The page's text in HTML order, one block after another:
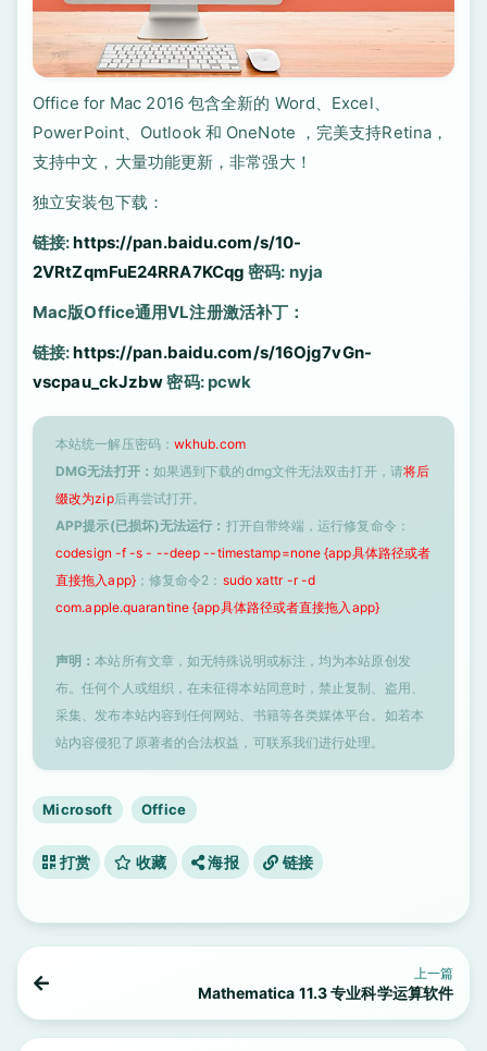
Office for Mac 2016 包含全新的 Word、Excel、
PowerPoint、Outlook 和 OneNote ，完美支持Retina，
支持中文，大量功能更新，非常强大！
独立安装包下载：
链接:https://pan.baidu.com/s/10-
2VRtZqmFuE24RRA7KCqg 密码: nyja
Mac版Office通用VL注册激活补丁：
链接:https://pan.baidu.com/s/16Ojg7vGn-
vscpau_ckJzbw密码: pcwk
本站统一解压密码： wkhub.com
DMG无法打开： 如果遇到下载的dmg文件无法双击打开，请将后
缀改为zip后再尝试打开。
APP提示(已损坏)无法运行： 打开自带终端，运行修复命令：
codesign -f -s - --deep --timestamp=none {app具体路径或者
直接拖入app}；修复命令2： sudo xattr -r -d
com.apple.quarantine {app具体路径或者直接拖入app}
声明：本站所有文章，如无特殊说明或标注，均为本站原创发
布。任何个人或组织，在未征得本站同意时，禁止复制、盗用、
采集、发布本站内容到任何网站、书籍等各类媒体平台。如若本
站内容侵犯了原著者的合法权益，可联系我们进行处理。
Microsoft Office
打赏 收藏 海报 链接
上一篇
Mathematica 11.3 专业科学运算软件